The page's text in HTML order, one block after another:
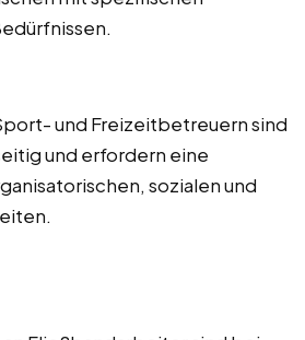
und Freizeitbetreuern sind
und erfordern eine
sozialen und